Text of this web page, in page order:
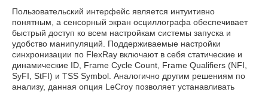
Пользовательский интерфейс является интуитивно
понятным, а сенсорный экран осциллографа обеспечивает
быстрый доступ ко всем настройкам системы запуска и
удобство манипуляций. Поддерживаемые настройки
синхронизации по FlexRay включают в себя статические и
динамические ID, Frame Cycle Count, Frame Qualifiers (NFI,
SyFI, StFI) и TSS Symbol. Аналогично другим решениям по
анализу, данная опция LeCroy позволяет устанавливать